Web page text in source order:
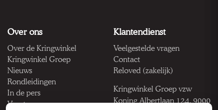
Over ons
Over de Kringwinkel
Kringwinkel Groep
Nieuws
Rondleidingen
In de pers
Vacatures
Klantendienst
Veelgestelde vragen
Contact
Reloved (zakelijk)
Kringwinkel Groep vzw
Koning Albertlaan 124, 9000